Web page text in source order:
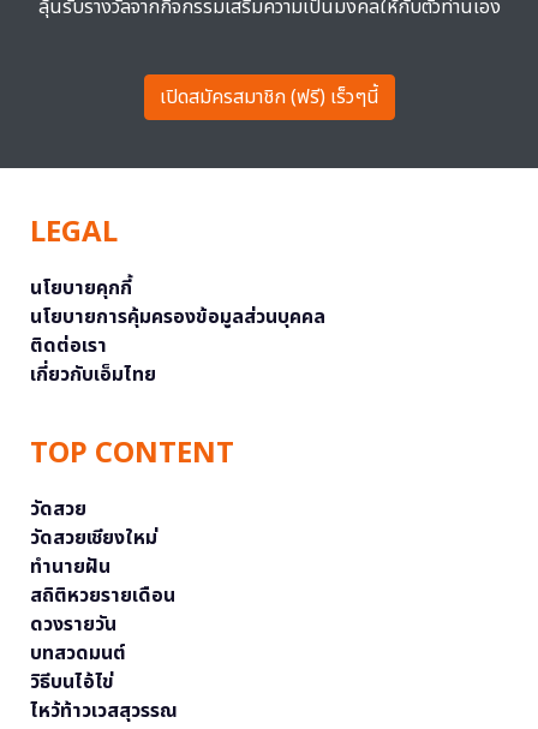
ลุ้นรับรางวัลจากกิจกรรมเสริมความเป็นมงคลให้กับตัวท่านเอง
เปิดสมัครสมาชิก (ฟรี) เร็วๆนี้
LEGAL
นโยบายคุกกี้
นโยบายการคุ้มครองข้อมูลส่วนบุคคล
ติดต่อเรา
เกี่ยวกับเอ็มไทย
TOP CONTENT
วัดสวย
วัดสวยเชียงใหม่
ทำนายฝัน
สถิติหวยรายเดือน
ดวงรายวัน
บทสวดมนต์
วิธีบนไอ้ไข่
ไหว้ท้าวเวสสุวรรณ